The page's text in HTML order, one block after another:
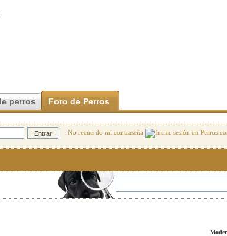
perros Foro de Perros
No recuerdo mi contraseña